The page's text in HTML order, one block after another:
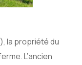
la propriété du
L’ancien